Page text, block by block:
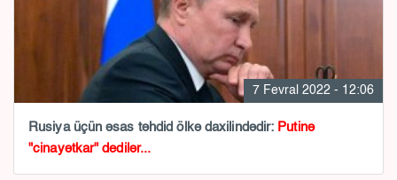
7 Fevral 2022 - 12:06
Rusiya üçün əsas təhdid ölkə daxilindədir: Putinə
"cinayətkar" dedilər...